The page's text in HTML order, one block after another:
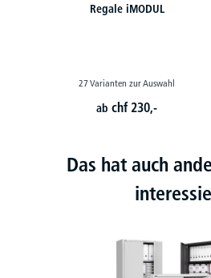
Regale iMODUL
27 Varianten zur Auswahl
abchf 230,-
Das hat auch